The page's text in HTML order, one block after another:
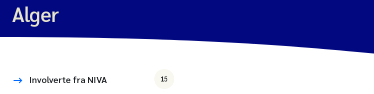
Alger
Involverte fra NIVA 15